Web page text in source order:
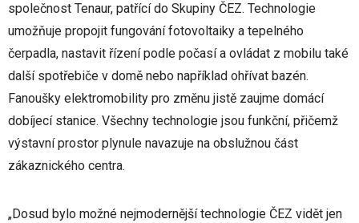
společnost Tenaur, patřící do Skupiny ČEZ. Technologie
umožňuje propojit fungování fotovoltaiky a tepelného
čerpadla, nastavit řízení podle počasí a ovládat z mobilu také
další spotřebiče v domě nebo například ohřívat bazén.
Fanoušky elektromobility pro změnu jistě zaujme domácí
dobíjecí stanice. Všechny technologie jsou funkční, přičemž
výstavní prostor plynule navazuje na obslužnou část
zákaznického centra.
„Dosud bylo možné nejmodernější technologie ČEZ vidět jen